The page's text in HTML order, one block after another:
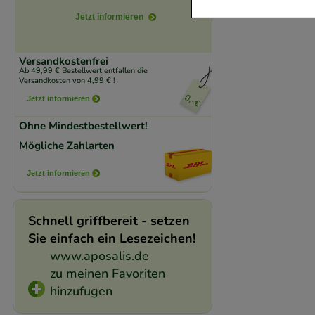
Jetzt informieren
Versandkostenfrei
Ab 49,99 € Bestellwert entfallen die
Versandkosten von 4,99 € !
Jetzt informieren
Ohne Mindestbestellwert!
Mögliche Zahlarten
Jetzt informieren
Schnell griffbereit - setzen
Sie einfach ein Lesezeichen!
www.aposalis.de
zu meinen Favoriten
hinzufugen